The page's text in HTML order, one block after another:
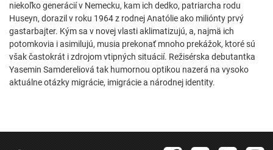
niekoľko generácií v Nemecku, kam ich dedko, patriarcha rodu
Huseyn, dorazil v roku 1964 z rodnej Anatólie ako miliónty prvý
gastarbajter. Kým sa v novej vlasti aklimatizujú, a, najmä ich
potomkovia i asimilujú, musia prekonať mnoho prekážok, ktoré sú
však častokrát i zdrojom vtipných situácií. Režisérska debutantka
Yasemin Samdereliová tak humornou optikou nazerá na vysoko
aktuálne otázky migrácie, imigrácie a národnej identity.